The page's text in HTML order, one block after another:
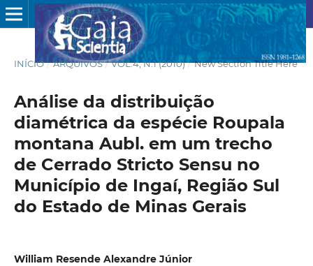
INÍCIO / ARQUIVOS / VOL.4, N.1 (2010) / New Section Title Here
Análise da distribuição
diamétrica da espécie Roupala
montana Aubl. em um trecho
de Cerrado Stricto Sensu no
Município de Ingaí, Região Sul
do Estado de Minas Gerais
William Resende Alexandre Júnior